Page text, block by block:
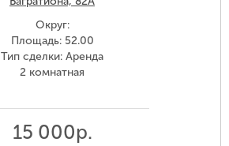
Округ:
Площадь: 52.00
Тип сделки: Аренда
2 комнатная
15 000р.